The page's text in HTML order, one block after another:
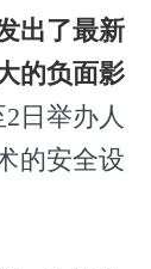
出了最新
的负面影
日举办人
的安全设